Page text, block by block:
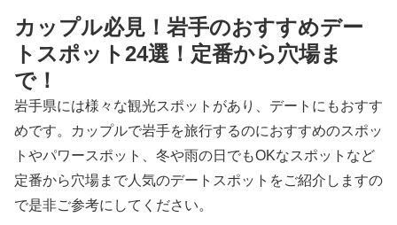
カップル必見！岩手のおすすめデー
トスポット24選！定番から穴場ま
で！
岩手県には様々な観光スポットがあり、デートにもおすす
めです。カップルで岩手を旅行するのにおすすめのスポッ
トやパワースポット、冬や雨の日でもOKなスポットなど
定番から穴場まで人気のデートスポットをご紹介しますの
で是非ご参考にしてください。